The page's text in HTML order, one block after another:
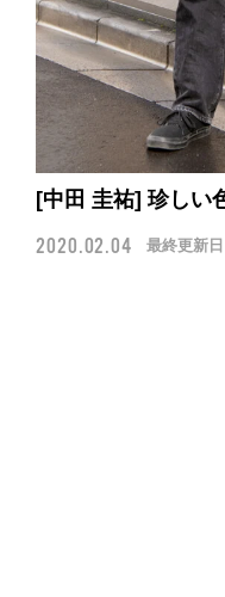
[中田 圭祐] 珍しい
2020.02.04
最終更新